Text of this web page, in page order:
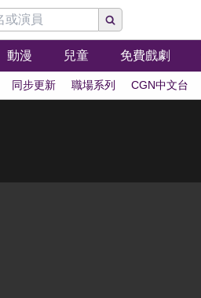
動漫 兒童 免費戲劇
同步更新 職場系列 CGN中文台